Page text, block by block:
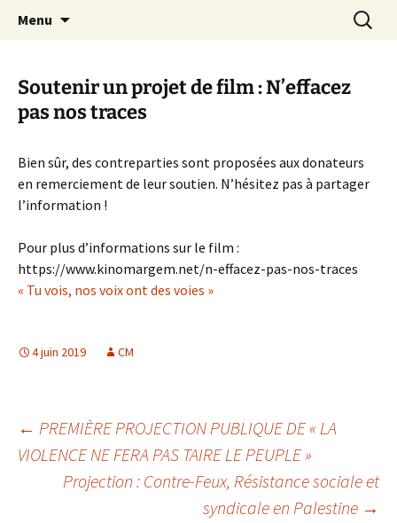
Canal Marches
Menu
Soutenir un projet de film : N’effacez
pas nos traces
Bien sûr, des contreparties sont proposées aux donateurs
en remerciement de leur soutien. N’hésitez pas à partager
l’information !
Pour plus d’informations sur le film :
https://www.kinomargem.net/n-effacez-pas-nos-traces
« Tu vois, nos voix ont des voies »
4 juin 2019 CM
Navigation
des
← PREMIÈRE PROJECTION PUBLIQUE DE « LA
VIOLENCE NE FERA PAS TAIRE LE PEUPLE »
Projection : Contre-Feux, Résistance sociale et
syndicale en Palestine →